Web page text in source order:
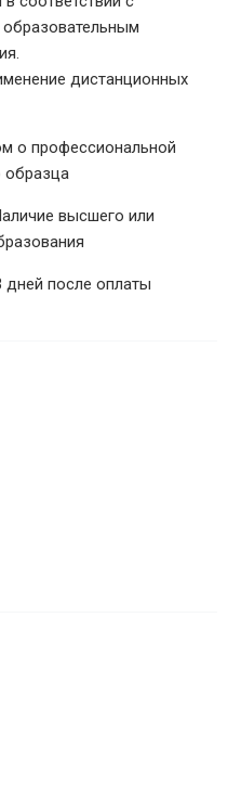
дистанционных
о профессиональной
образца
высшего или
дней после оплаты